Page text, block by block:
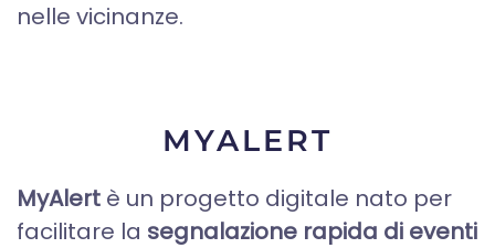
nelle vicinanze.
MYALERT
MyAlert è un progetto digitale nato per
facilitare la segnalazione rapida di eventi